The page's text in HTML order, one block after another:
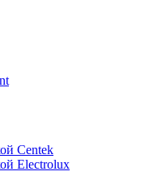
Centek
Electrolux